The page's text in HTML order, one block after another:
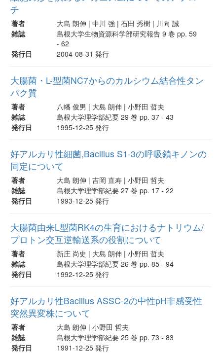
チ
著者
大島 朗伸 | 中川 強 | 石田 秀樹 | 川向 誠
雑誌
島根大学生物資源科学部研究報告 9 巻 pp. 59
- 62
発行日
2004-08-31 発行
大腸菌・L-型菌NC7からのカルシウム結合性タン
パク質
著者
八幡 俊男 | 大島 朗伸 | 小野田 哲夫
雑誌
島根大学理学部紀要 29 巻 pp. 37 - 43
発行日
1995-12-25 発行
好アルカリ性細菌,Bacillus S1-3の呼吸鎖キノンの
同定について
著者
大島 朗伸 | 吉岡 直寿 | 小野田 哲夫
雑誌
島根大学理学部紀要 27 巻 pp. 17 - 22
発行日
1993-12-25 発行
大腸菌由来L型菌RK4の生育におけるナトリウム/
プロトン交互逆輸送系の役割について
著者
新庄 尚史 | 大島 朗伸 | 小野田 哲夫
雑誌
島根大学理学部紀要 26 巻 pp. 85 - 94
発行日
1992-12-25 発行
好アルカリ性Bacillus ASSC-2の中性pH非感受性
突然異変株について
著者
大島 朗伸 | 小野田 哲夫
雑誌
島根大学理学部紀要 25 巻 pp. 73 - 83
発行日
1991-12-25 発行